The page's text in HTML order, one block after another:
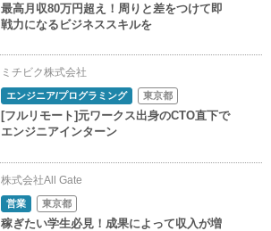
最高月収80万円超え！周りと差をつけて即
戦力になるビジネススキルを
ミチビク株式会社
エンジニア/プログラミング 東京都
[フルリモート]元ワークス出身のCTO直下で
エンジニアインターン
株式会社All Gate
営業 東京都
稼ぎたい学生必見！成果によって収入が増